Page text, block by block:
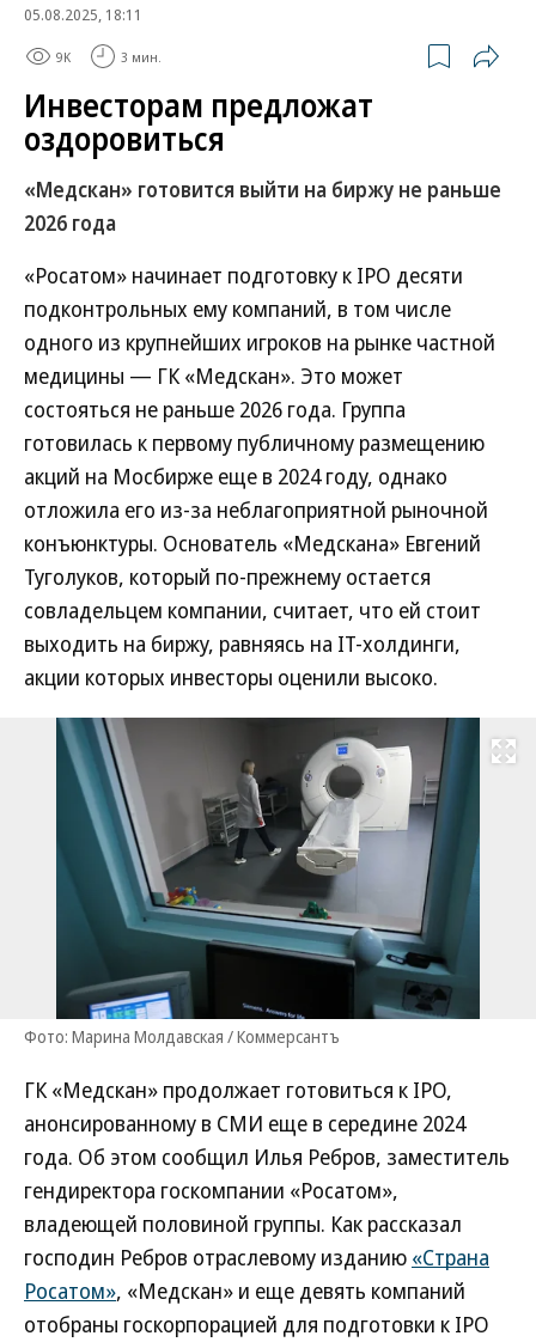
05.08.2025, 18:11
9K 3 мин.
Инвесторам предложат
оздоровиться
«Медскан» готовится выйти на биржу не раньше
2026 года
«Росатом» начинает подготовку к IPO десяти
подконтрольных ему компаний, в том числе
одного из крупнейших игроков на рынке частной
медицины — ГК «Медскан». Это может
состояться не раньше 2026 года. Группа
готовилась к первому публичному размещению
акций на Мосбирже еще в 2024 году, однако
отложила его из-за неблагоприятной рыночной
конъюнктуры. Основатель «Медскана» Евгений
Туголуков, который по-прежнему остается
совладельцем компании, считает, что ей стоит
выходить на биржу, равняясь на IT-холдинги,
акции которых инвесторы оценили высоко.
Развернуть
Фото: Марина Молдавская / Коммерсантъ
ГК «Медскан» продолжает готовиться к IPO,
анонсированному в СМИ еще в середине 2024
года. Об этом сообщил Илья Ребров, заместитель
гендиректора госкомпании «Росатом»,
владеющей половиной группы. Как рассказал
господин Ребров отраслевому изданию «Страна
Росатом», «Медскан» и еще девять компаний
отобраны госкорпорацией для подготовки к IPO